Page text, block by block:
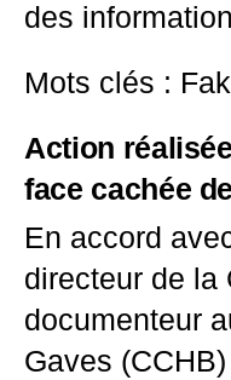
des
Mots clés :
Action
face cachée
En accord
directeur de la
documenteur
Gaves (CCHB)